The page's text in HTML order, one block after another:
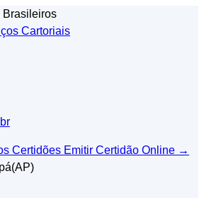
Brasileiros
Cartoriais
Certidões Emitir Certidão Online →